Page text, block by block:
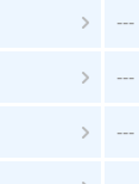
---
---
---